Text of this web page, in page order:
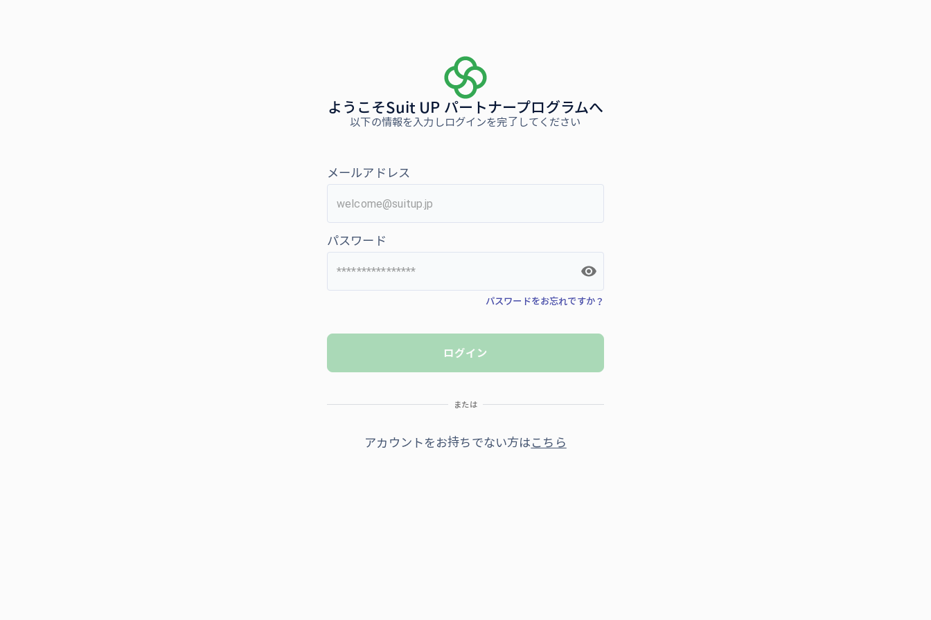
ようこそSuit UP パートナープログラムへ
以下の情報を入力しログインを完了してください
メールアドレス
パスワード
パスワードをお忘れですか？
ログイン
または
アカウントをお持ちでない方は こちら